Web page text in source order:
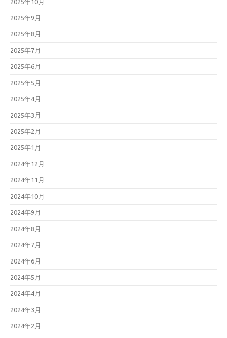
2025年10月
2025年9月
2025年8月
2025年7月
2025年6月
2025年5月
2025年4月
2025年3月
2025年2月
2025年1月
2024年12月
2024年11月
2024年10月
2024年9月
2024年8月
2024年7月
2024年6月
2024年5月
2024年4月
2024年3月
2024年2月